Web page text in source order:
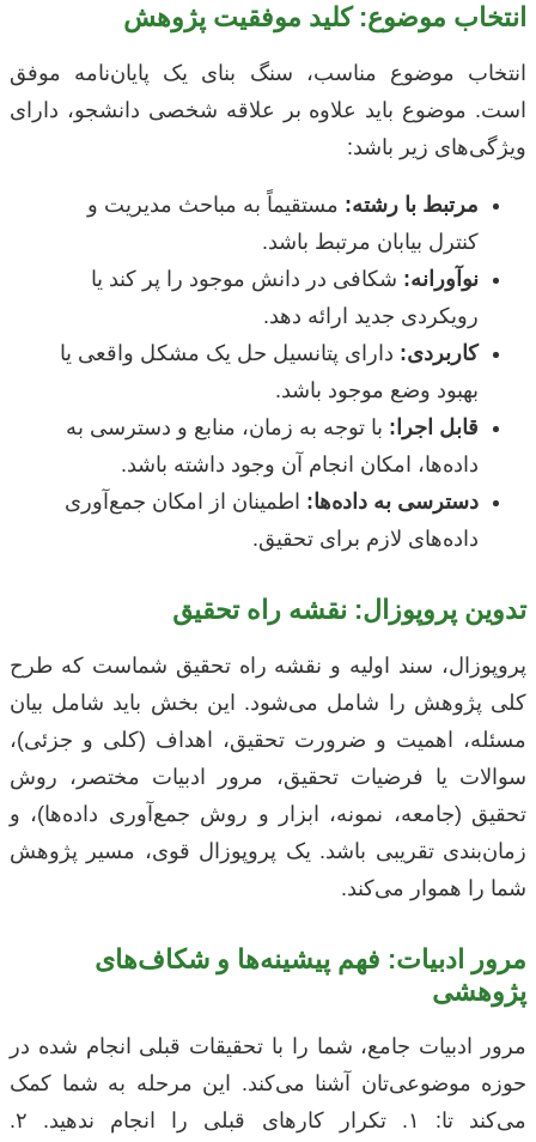
انتخاب موضوع: کلید موفقیت پژوهش
انتخاب موضوع مناسب، سنگ بنای یک پایان‌نامه موفق
است. موضوع باید علاوه بر علاقه شخصی دانشجو، دارای
ویژگی‌های زیر باشد:
مرتبط با رشته: مستقیماً به مباحث مدیریت و
کنترل بیابان مرتبط باشد.
نوآورانه: شکافی در دانش موجود را پر کند یا
رویکردی جدید ارائه دهد.
کاربردی: دارای پتانسیل حل یک مشکل واقعی یا
بهبود وضع موجود باشد.
قابل اجرا: با توجه به زمان، منابع و دسترسی به
داده‌ها، امکان انجام آن وجود داشته باشد.
دسترسی به داده‌ها: اطمینان از امکان جمع‌آوری
داده‌های لازم برای تحقیق.
تدوین پروپوزال: نقشه راه تحقیق
پروپوزال، سند اولیه و نقشه راه تحقیق شماست که طرح
کلی پژوهش را شامل می‌شود. این بخش باید شامل بیان
مسئله، اهمیت و ضرورت تحقیق، اهداف (کلی و جزئی)،
سوالات یا فرضیات تحقیق، مرور ادبیات مختصر، روش
تحقیق (جامعه، نمونه، ابزار و روش جمع‌آوری داده‌ها)، و
زمان‌بندی تقریبی باشد. یک پروپوزال قوی، مسیر پژوهش
شما را هموار می‌کند.
مرور ادبیات: فهم پیشینه‌ها و شکاف‌های
پژوهشی
مرور ادبیات جامع، شما را با تحقیقات قبلی انجام شده در
حوزه موضوعی‌تان آشنا می‌کند. این مرحله به شما کمک
می‌کند تا: ۱. تکرار کارهای قبلی را انجام ندهید. ۲.